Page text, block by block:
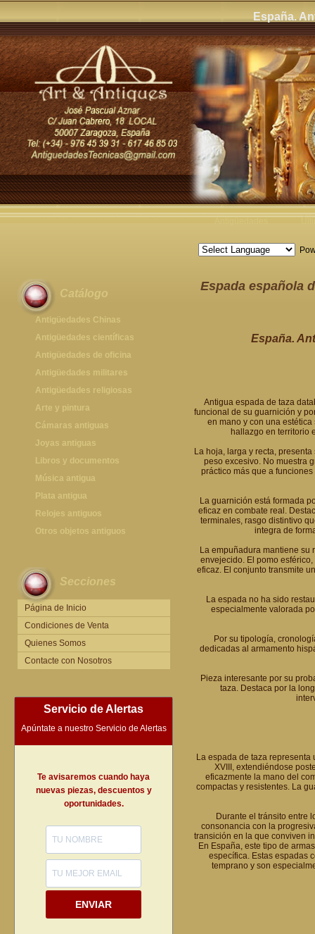
España.
Catálogo
Antigüedades Chinas
Antigüedades Chinas
Antigüedades científicas
Antigüedades científicas
Antigüedades de oficina
Máquinas de escribir antiguas
Calculadoras antiguas
Teléfonos y Telégrafos antiguos
Antigüedades militares
Espadas antiguas
Medallas y condecoraciones
Cascos militares
Otros artículos militares
Antigüedades religiosas
Antigüedades religiosas
Arte y pintura
Pintura antigua
Pintura contemporánea
Grabados antiguos y mapas
Cámaras antiguas
Cámaras antiguas
Joyas antiguas
Joyas antiguas
Libros y documentos
Libros antiguos
Fotografia antigua
Publicaciones antiguas
Música antigua
Gramófonos antiguos
Cajas de música antiguas
Radios antiguas
Plata antigua
Plata antigua
Relojes antiguos
Relojes sobremesa antiguos
Relojes de pie antiguos
Relojes de bolsillo antiguos
Relojes de pulsera antiguos
Otros objetos antiguos
Secciones
Página de Inicio
Condiciones de Venta
Quienes Somos
Contacte con Nosotros
Servicio de Alertas
Apúntate a nuestro Servicio de Alertas
Te avisaremos cuando haya
nuevas piezas, descuentos y
oportunidades.
ENVIAR
Espada española
España.
Antigua espada de taza
funcional de su guarnición y
en mano y con una
hallazgo en territorio
La hoja, larga y recta,
peso excesivo. No muestra
práctico más que a
La guarnición está formada
eficaz en combate real.
terminales, rasgo distintivo
integra de
La empuñadura mantiene su
envejecido. El pomo
eficaz. El conjunto transmite
La espada no ha sido
especialmente valorada
Por su tipología,
dedicadas al armamento
Pieza interesante por su
taza. Destaca por la
La espada de taza
XVIII, extendiéndose
eficazmente la mano del
compactas y resistentes. La
Durante el tránsito entre
consonancia con la
transición en la que conviven
En España, este tipo de
específica. Estas espadas
temprano y son